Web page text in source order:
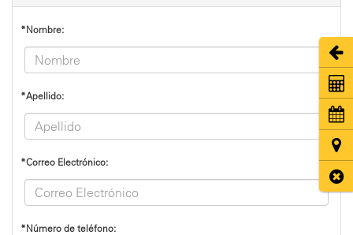
*Nombre:
*Apellido:
*Correo Electrónico:
*Número de teléfono: